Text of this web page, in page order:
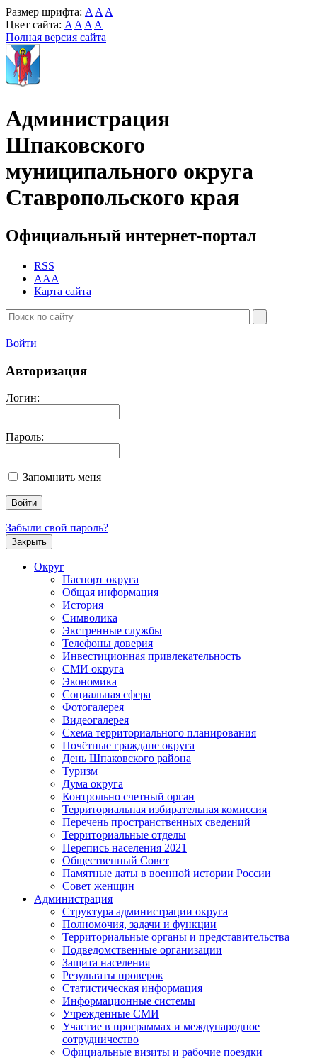
Размер шрифта: A A A
Цвет сайта: A A A A
Полная версия сайта
Администрация
Шпаковского
муниципального округа
Ставропольского края
Официальный интернет-портал
RSS
AAA
Карта сайта
Войти
Авторизация
Логин:
Пароль:
Запомнить меня
Забыли свой пароль?
Закрыть
Округ
Паспорт округа
Общая информация
История
Символика
Экстренные службы
Телефоны доверия
Инвестиционная привлекательность
СМИ округа
Экономика
Социальная сфера
Фотогалерея
Видеогалерея
Схема территориального планирования
Почётные граждане округа
День Шпаковского района
Туризм
Дума округа
Контрольно счетный орган
Территориальная избирательная комиссия
Перечень пространственных сведений
Территориальные отделы
Перепись населения 2021
Общественный Совет
Памятные даты в военной истории России
Совет женщин
Администрация
Структура администрации округа
Полномочия, задачи и функции
Территориальные органы и представительства
Подведомственные организации
Защита населения
Результаты проверок
Статистическая информация
Информационные системы
Учрежденные СМИ
Участие в программах и международное
сотрудничество
Официальные визиты и рабочие поездки